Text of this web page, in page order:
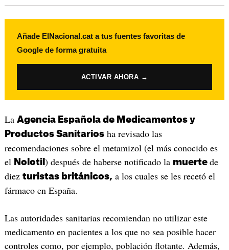
Añade ElNacional.cat a tus fuentes favoritas de
Google de forma gratuita
ACTIVAR AHORA →
La Agencia Española de Medicamentos y
Productos Sanitariosha revisado las
recomendaciones sobre el metamizol (el más conocido es
el Nolotil ) después de haberse notificado la muerte de
diez turistas británicos, a los cuales se les recetó el
fármaco en España.
Las autoridades sanitarias recomiendan no utilizar este
medicamento en pacientes a los que no sea posible hacer
controles como, por ejemplo, población flotante. Además,